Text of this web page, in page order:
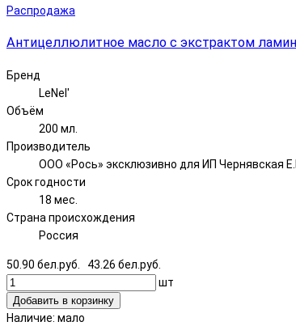
Распродажа
Антицеллюлитное масло с экстрактом
Бренд
LeNel'
Объём
200 мл.
Производитель
ООО «Рось» эксклюзивно для ИП Чернявская
Срок годности
18 мес.
Страна происхождения
Россия
50.90 бел.руб.
43.26 бел.руб.
шт
Добавить в корзинку
Наличие: мало